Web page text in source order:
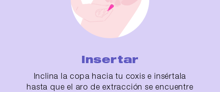
Insertar
Inclina la copa hacia tu coxis e insértala
hasta que el aro de extracción se encuentre